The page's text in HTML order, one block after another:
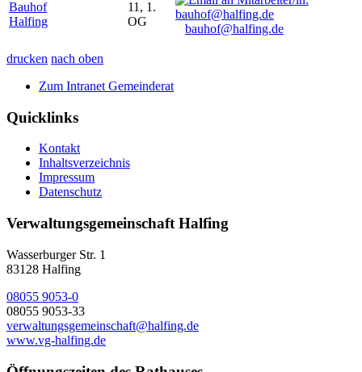
Bauhof
Halfing
11, 1.
OG
bauhof@halfing.de
drucken nach oben
Zum Intranet Gemeinderat
Quicklinks
Kontakt
Inhaltsverzeichnis
Impressum
Datenschutz
Verwaltungsgemeinschaft Halfing
Wasserburger Str. 1
83128 Halfing
08055 9053-0
08055 9053-33
verwaltungsgemeinschaft@halfing.de
www.vg-halfing.de